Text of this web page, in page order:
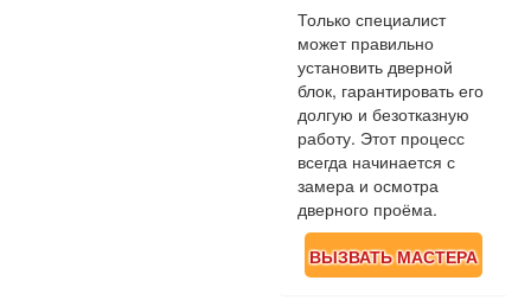
Только специалист
может правильно
установить дверной
блок, гарантировать его
долгую и безотказную
работу. Этот процесс
всегда начинается с
замера и осмотра
дверного проёма.
ВЫЗВАТЬ МАСТЕРА